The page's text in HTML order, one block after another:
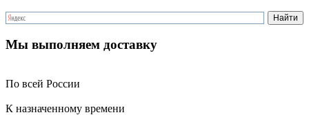
Мы выполняем доставку
По всей России
К назначенному времени